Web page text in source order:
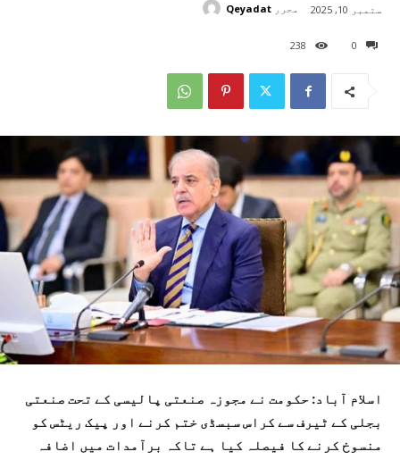
0
238
ستمبر 10, 2025 محرر Qeyadat
اسلام آباد: حکومت نے مجوزہ صنعتی پالیسی کے تحت صنعتی
بجلی کے ٹیرف سے کراس سبسڈی ختم کرنے اور پیک ریٹس کو
منسوخ کرنے کا فیصلہ کیا ہے تاکہ برآمدات میں اضافہ